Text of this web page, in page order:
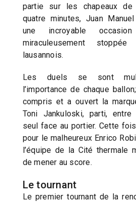
partie sur les chapeaux de
quatre minutes, Juan
une incroyable
miraculeusement
lausannois.
Les duels se sont
l’importance de chaque
compris et a ouvert la
Toni Jankuloski, parti, entre
seul face au portier. Cette
pour le malheureux Enrico
l’équipe de la Cité thermale
de mener au score.
Le tournant
Le premier tournant de la